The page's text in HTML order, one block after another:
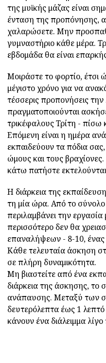
της μυϊκής μάζας είναι
ένταση της προπόνησης,
χαλαρώσετε. Μην
γυμναστήριο κάθε μέρα.
εβδομάδα θα είναι
Μοιράστε το φορτίο, έτσι
μέγιστο χρόνο για να
τέσσερις προπονήσεις
πραγματοποιούνται
τρικέφαλους Τρίτη - πίσω
Επόμενη είναι η ημέρα
εκπαιδεύουν τα πόδια
ώμους και τους
κάτω πατήστε
Η διάρκεια της
τη μία ώρα. Από το σύνολο
περιλαμβάνει την
περισσότερο δεν θα
επαναλήψεων - 8-10, ένας
Κάθε τελευταία άσκηση
σε πλήρη δυναμικότητα.
Μη βιαστείτε από ένα
διάρκεια της άσκησης, το
ανάπαυσης. Μεταξύ των
δευτερόλεπτα έως 1
κάνουν ένα διάλειμμα